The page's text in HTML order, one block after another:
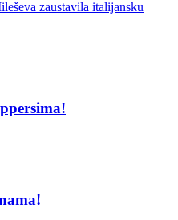
zaustavila italijansku